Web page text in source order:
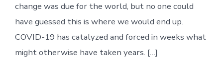
change was due for the world, but no one could
have guessed this is where we would end up.
COVID-19 has catalyzed and forced in weeks what
might otherwise have taken years. […]